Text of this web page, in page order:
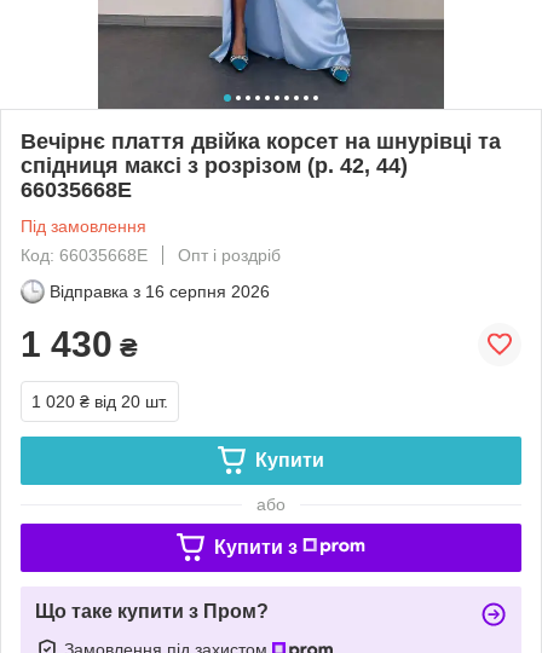
Вечірнє плаття двійка корсет на шнурівці та
спідниця максі з розрізом (р. 42, 44)
66035668Е
Під замовлення
Код: 66035668Е
Опт і роздріб
Відправка з 16 серпня 2026
1 430 ₴
1 020 ₴ від 20 шт.
Купити
або
Купити з
Що таке купити з Пром?
Замовлення під захистом